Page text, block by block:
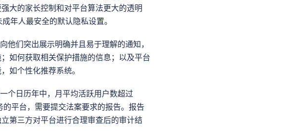
大的家长控制和对平台算法更大的透明
年人最安全的默认隐私设置。
他们突出展示明确并且易于理解的通知，
如何获取相关保护措施的信息；以及平台
如个性化推荐系统。
个日历年中，月平均活跃用户数超过
平台，需要提交法案要求的报告。报告
第三方对平台进行合理审查后的审计结